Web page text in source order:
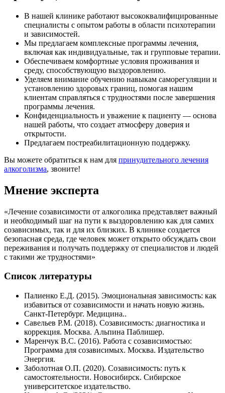
В нашей клинике работают высококвалифицированные
специалисты с опытом работы в области психотерапии
и зависимостей.
Мы предлагаем комплексные программы лечения,
включая как индивидуальные, так и групповые терапии.
Обеспечиваем комфортные условия проживания и
среду, способствующую выздоровлению.
Уделяем внимание обучению навыкам саморегуляции и
установлению здоровых границ, помогая нашим
клиентам справляться с трудностями после завершения
программы лечения.
Конфиденциальность и уважение к пациенту — основа
нашей работы, что создает атмосферу доверия и
открытости.
Предлагаем постреабилитационную поддержку.
Вы можете обратиться к нам для принудительного лечения
алкоголизма, звоните!
Мнение эксперта
«Лечение созависимости от алкоголика представляет важный
и необходимый шаг на пути к выздоровлению как для самих
созависимых, так и для их близких. В клинике создается
безопасная среда, где человек может открыто обсуждать свои
переживания и получать поддержку от специалистов и людей
с такими же трудностями»
Список литературы
Палиенко Е.Д. (2015). Эмоциональная зависимость: как
избавиться от созависимости и начать новую жизнь.
Санкт-Петербург. Медицина..
Савельев Р.М. (2018). Созависимость: диагностика и
коррекция. Москва. Альпина Паблишер.
Маренчук В.С. (2016). Работа с созависимостью:
Программа для созависимых. Москва. Издательство
Энергия.
Заболотная О.П. (2020). Созависимость: путь к
самостоятельности. Новосибирск. Сибирское
университетское издательство.